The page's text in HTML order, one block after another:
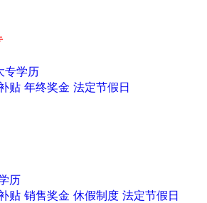
专学历
贴 年终奖金 法定节假日
历
贴 销售奖金 休假制度 法定节假日